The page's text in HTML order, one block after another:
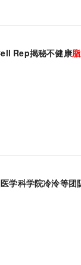
Rep揭秘不健康
学科学院冷泠等团